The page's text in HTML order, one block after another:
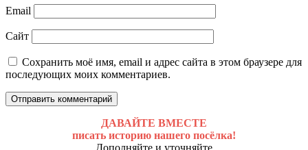
Email
Сайт
Сохранить моё имя, email и адрес сайта в этом браузере для
последующих моих комментариев.
ДАВАЙТЕ ВМЕСТЕ
писать историю нашего посёлка!
Дополняйте и уточняйте